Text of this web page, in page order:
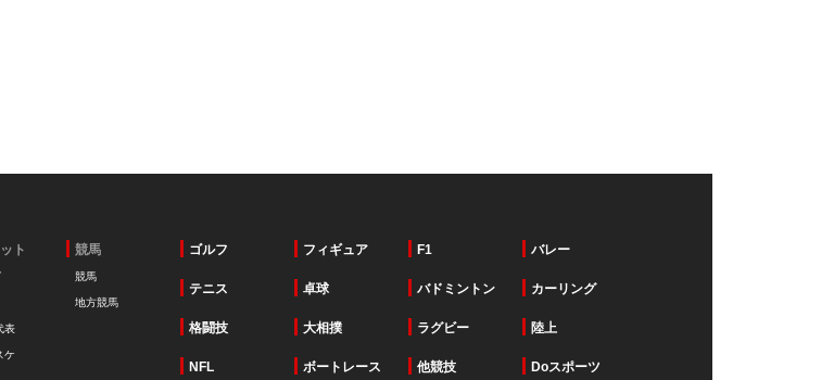
ト
表
ケ
競馬
競馬
地方競馬
ゴルフ フィギュア F1 バレー
テニス 卓球 バドミントン カーリング
格闘技 大相撲 ラグビー 陸上
NFL ボートレース 他競技 Doスポーツ